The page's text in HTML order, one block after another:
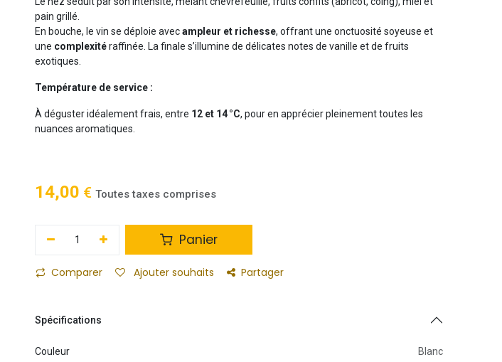
pain grillé.
En bouche, le vin se déploie avecampleur et richesse, offrant une onctuosité soyeuse et
une complexitéraffinée. La finale s’illumine de délicates notes de vanille et de fruits
exotiques.
Température de service :
À déguster idéalement frais, entre 12 et 14 °C, pour en apprécier pleinement toutes les
nuances aromatiques.
14,00 € Toutes taxes comprises
Panier
Comparer Ajouter souhaits Partager
Spécifications
Couleur Blanc